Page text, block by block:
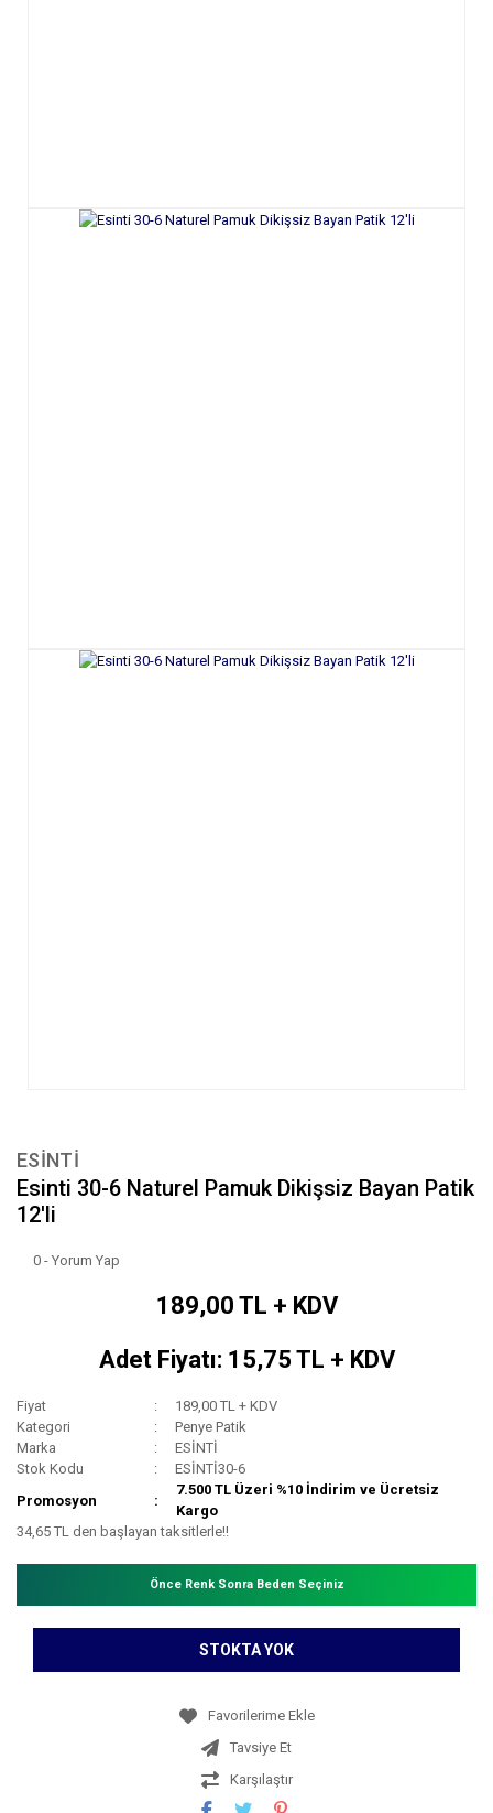
ESİNTİ
Esinti 30-6 Naturel Pamuk Dikişsiz Bayan Patik
12'li
0 - Yorum Yap
189,00 TL + KDV
Adet Fiyatı: 15,75 TL + KDV
Fiyat
189,00 TL + KDV
Kategori
Penye Patik
Marka
ESİNTİ
Stok Kodu
ESİNTİ30-6
Promosyon
7.500 TL Üzeri %10 İndirim ve Ücretsiz
Kargo
34,65 TL den başlayan taksitlerle!!
Önce Renk Sonra Beden Seçiniz
STOKTA YOK
Tavsiye Et
Karşılaştır